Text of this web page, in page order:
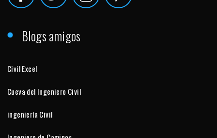
Blogs amigos
Civil Excel
Cueva del Ingeniero Civil
ingeniería Civil